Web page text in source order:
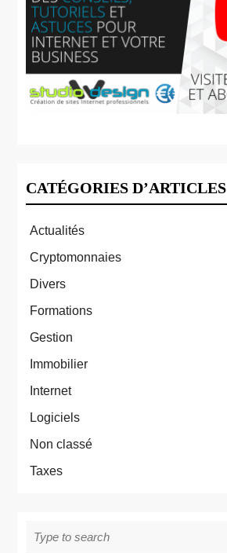
CATÉGORIES D’ARTICLES
Actualités
Cryptomonnaies
Divers
Formations
Gestion
Immobilier
Internet
Logiciels
Non classé
Taxes
for: